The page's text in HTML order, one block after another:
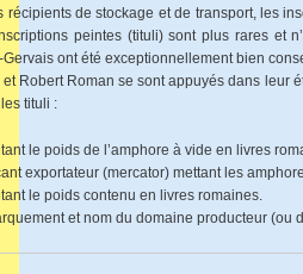
récipients de stockage et de transport, les
peintes (tituli) sont plus rares et
Gervais ont été exceptionnellement bien
Robert Roman se sont appuyés dans leur
tituli :
le poids de l’amphore à vide en livres
exportateur (mercator) mettant les
le poids contenu en livres romaines.
et nom du domaine producteur (ou